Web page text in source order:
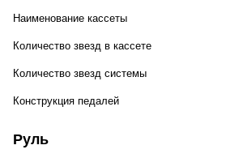
Наименование кассеты
Количество звезд в кассете
Количество звезд системы
Конструкция педалей
Руль